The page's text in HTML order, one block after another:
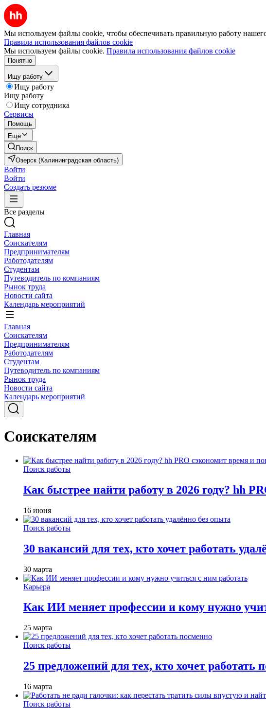
Мы используем файлы cookie, чтобы обеспечивать правильную работу
Правила использования файлов cookie
Мы используем файлы cookie. Правила использования файлов cookie
Понятно
Ищу работу
Ищу работу
Ищу работу
Ищу сотрудника
Сервисы
Помощь
Ещё
Поиск
Озерск (Калининградская область)
Войти
Войти
Создать резюме
Все разделы
Главная
Соискателям
Предпринимателям
Работодателям
Студентам
Путеводитель по компаниям
Рынок труда
Новости сайта
Календарь мероприятий
Главная
Соискателям
Предпринимателям
Работодателям
Студентам
Путеводитель по компаниям
Рынок труда
Новости сайта
Календарь мероприятий
Соискателям
Поиск работы
Как быстрее найти работу в 2026 году? hh
16 июня
Поиск работы
30 вакансий для тех, кто хочет работать
30 марта
Карьера
Как ИИ меняет профессии и кому нужно
25 марта
Поиск работы
25 предложений для тех, кто хочет работать
16 марта
Поиск работы